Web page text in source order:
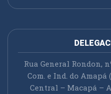
Rua General Rondon,
Com. e Ind. do Amapá
Central – Macapá –